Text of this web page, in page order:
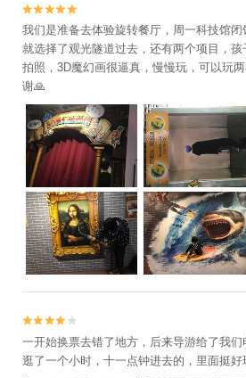


我们是准备去体验旋转餐厅，周一科技馆闭
就选择了观光隧道过去，还有两个项目，
拍照，3D魔幻画很逼真，慢慢玩，可以玩
谢🙏


一开始换票去错了地方，后来导游给了我
逛了一个小时，十一点钟进去的，里面挺好